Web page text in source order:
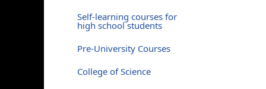
Self-learning courses for
high school students
Pre-University Courses
College of Science